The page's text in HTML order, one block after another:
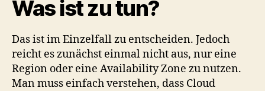
Was ist zu tun?
Das ist im Einzelfall zu entscheiden. Jedoch
reicht es zunächst einmal nicht aus, nur eine
Region oder eine Availability Zone zu nutzen.
Man muss einfach verstehen, dass Cloud